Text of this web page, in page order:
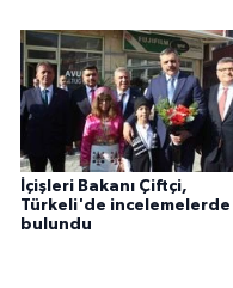
İçişleri Bakanı Çiftçi,
Türkeli'de incelemelerde
bulundu